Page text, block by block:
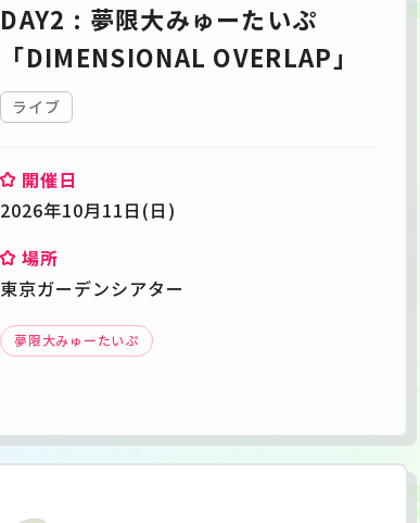
DAY2 : 夢限大みゅーたいぷ
「DIMENSIONAL OVERLAP」
ライブ
開催日
2026年10月11日(日)
場所
東京ガーデンシアター
夢限大みゅーたいぷ